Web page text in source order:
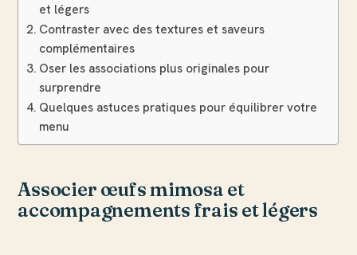
et légers
Contraster avec des textures et saveurs
complémentaires
Oser les associations plus originales pour
surprendre
Quelques astuces pratiques pour équilibrer votre
menu
Associer œufs mimosa et
accompagnements frais et légers